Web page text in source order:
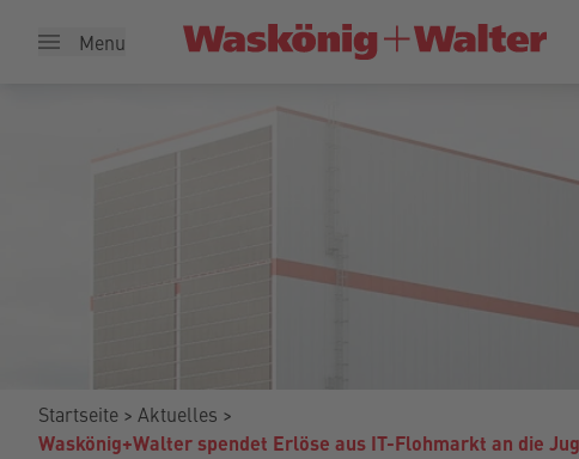
Menu
Startseite Aktuelles
Waskönig+Walter spendet Erlöse aus IT-Flohmarkt an die